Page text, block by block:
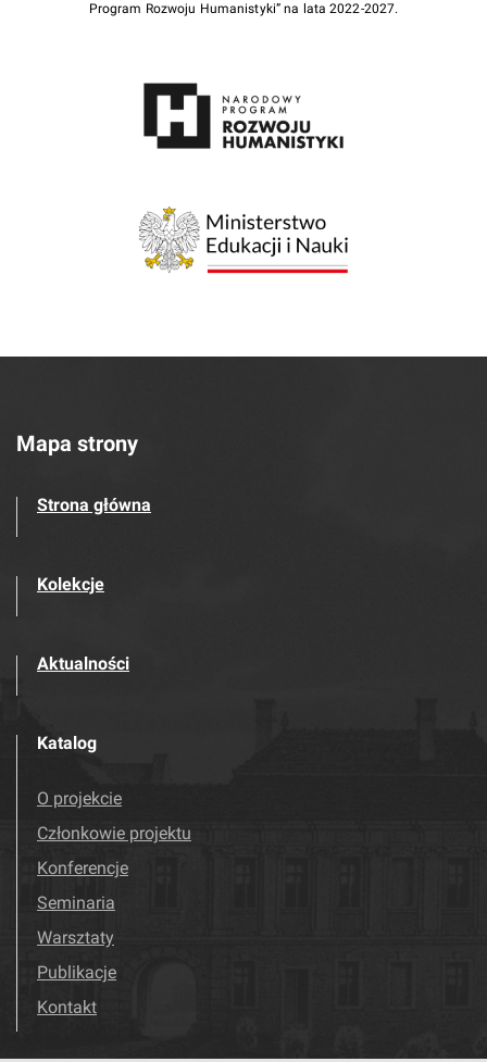
Program Rozwoju Humanistyki” na lata 2022-2027.
Mapa strony
Strona główna
Kolekcje
Aktualności
Katalog
O projekcie
Członkowie projektu
Konferencje
Seminaria
Warsztaty
Publikacje
Kontakt